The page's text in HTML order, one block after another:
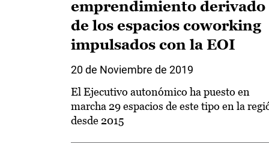
emprendimiento derivado
de los espacios coworking
impulsados con la EOI
20 de Noviembre de 2019
El Ejecutivo autonómico ha puesto en
marcha 29 espacios de este tipo en la
desde 2015